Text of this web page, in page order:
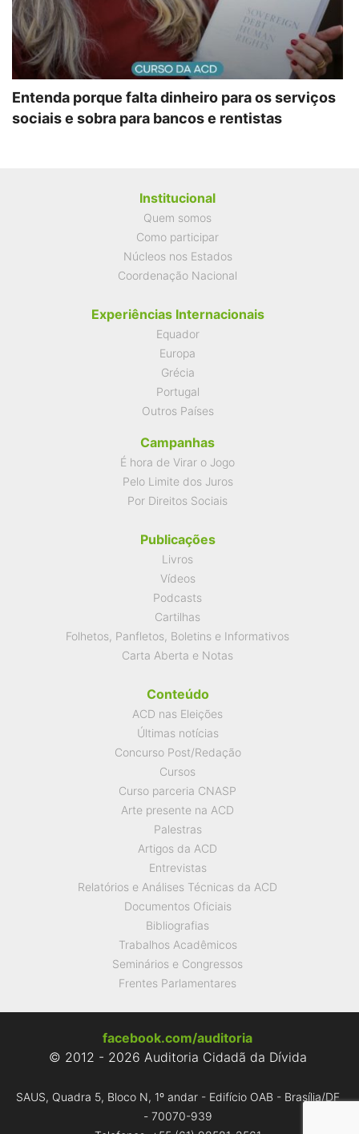
Entenda porque falta dinheiro para os serviços
sociais e sobra para bancos e rentistas
Institucional
Quem somos
Como participar
Núcleos nos Estados
Coordenação Nacional
Experiências Internacionais
Equador
Europa
Grécia
Portugal
Outros Países
Campanhas
É hora de Virar o Jogo
Pelo Limite dos Juros
Por Direitos Sociais
Publicações
Livros
Vídeos
Podcasts
Cartilhas
Folhetos, Panfletos, Boletins e Informativos
Carta Aberta e Notas
Conteúdo
ACD nas Eleições
Últimas notícias
Concurso Post/Redação
Cursos
Curso parceria CNASP
Arte presente na ACD
Palestras
Artigos da ACD
Entrevistas
Relatórios e Análises Técnicas da ACD
Documentos Oficiais
Bibliografias
Trabalhos Acadêmicos
Seminários e Congressos
Frentes Parlamentares
facebook.com/auditoria
© 2012 - 2026 Auditoria Cidadã da Dívida
SAUS, Quadra 5, Bloco N, 1º andar - Edifício OAB - Brasília/DF
- 70070-939